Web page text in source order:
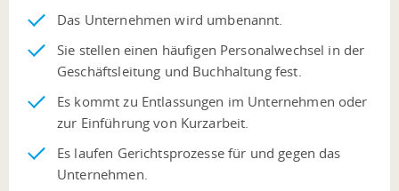
Das Unternehmen wird umbenannt.
Sie stellen einen häufigen Personalwechsel in der
Geschäftsleitung und Buchhaltung fest.
Es kommt zu Entlassungen im Unternehmen oder
zur Einführung von Kurzarbeit.
Es laufen Gerichtsprozesse für und gegen das
Unternehmen.